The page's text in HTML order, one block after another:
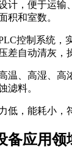
计，便于运输
积和室数。
控制系统，
差自动清灰，
温、高湿、高
滤料。
低，能耗小，
备应用领